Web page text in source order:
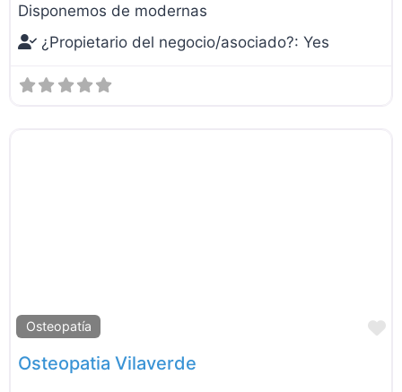
Disponemos de modernas
¿Propietario del negocio/asociado?:Yes
Osteopatía
Osteopatia Vilaverde